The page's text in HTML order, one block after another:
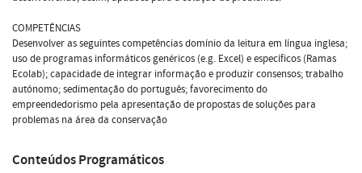
COMPETÊNCIAS
Desenvolver as seguintes competências domínio da leitura em língua inglesa;
uso de programas informáticos genéricos (e.g. Excel) e específicos (Ramas
Ecolab); capacidade de integrar informação e produzir consensos; trabalho
autónomo; sedimentação do português; favorecimento do
empreendedorismo pela apresentação de propostas de soluções para
problemas na área da conservação
Conteúdos Programáticos